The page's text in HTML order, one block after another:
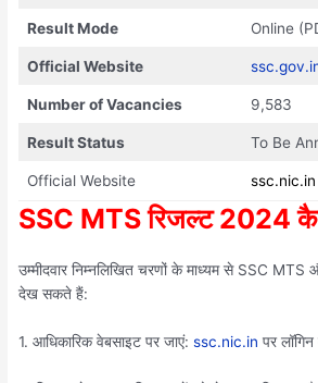
Result Mode Online
Official Website
Number of Vacancies 9,583
Result Status To Be
Official Website ssc.nic.in
SSC MTS रिजल्ट 2024
उम्मीदवार निम्नलिखित चरणों के माध्यम से SSC MTS
देख सकते हैं:
1. आधिकारिक वेबसाइट पर जाएं:ssc.nic.in पर